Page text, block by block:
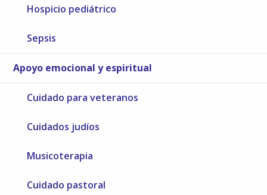
Hospicio pediátrico
Sepsis
Apoyo emocional y espiritual
Cuidado para veteranos
Cuidados judíos
Musicoterapia
Cuidado pastoral